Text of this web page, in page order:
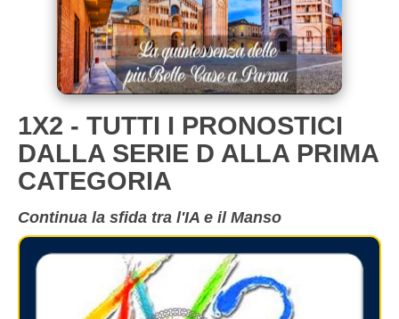
1X2 - TUTTI I PRONOSTICI
DALLA SERIE D ALLA PRIMA
CATEGORIA
Continua la sfida tra l'IA e il Manso